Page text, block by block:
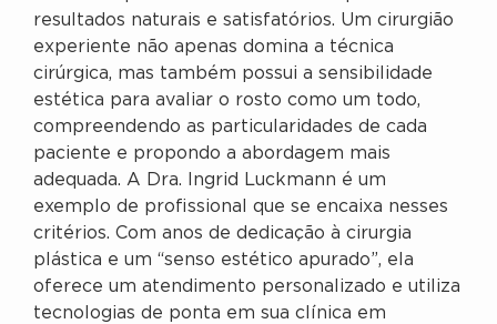
resultados naturais e satisfatórios. Um cirurgião
experiente não apenas domina a técnica
cirúrgica, mas também possui a sensibilidade
estética para avaliar o rosto como um todo,
compreendendo as particularidades de cada
paciente e propondo a abordagem mais
adequada. A Dra. Ingrid Luckmann é um
exemplo de profissional que se encaixa nesses
critérios. Com anos de dedicação à cirurgia
plástica e um “senso estético apurado”, ela
oferece um atendimento personalizado e utiliza
tecnologias de ponta em sua clínica em